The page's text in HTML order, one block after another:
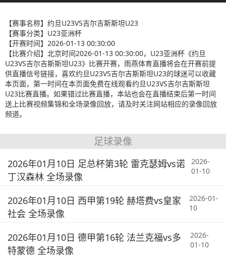
【赛事名称】 约旦U23VS吉尔吉斯斯坦U23
【赛事分类】 U23亚洲杯
【开赛时间】 2026-01-13 00:30:00
【比赛介绍】 北京时间2026-01-13 00:30:00，U23亚洲杯《约旦
U23VS吉尔吉斯斯坦U23》比赛开赛，雨燕体育直播将会在开赛前提
供直播信号链接，喜欢约旦U23VS吉尔吉斯斯坦U23的球迷可以收藏
本页面，第一时间在本页面免费在线观看约旦U23VS吉尔吉斯斯坦
U23比赛直播。如果错过比赛直播，本站也会在直播结束后第一时间
送上比赛视频集锦和全场录像回放，请及时关注网站相应的录像回放
频道。
足球录像
2026年01月10日 足总杯第3轮 雷克瑟姆vs诺
丁汉森林 全场录像
2026-
01-10
2026年01月10日 西甲第19轮 赫塔费vs皇家
社会 全场录像
2026-01-
10
2026年01月10日 德甲第16轮 法兰克福vs多
特蒙德 全场录像
2026-
01-10